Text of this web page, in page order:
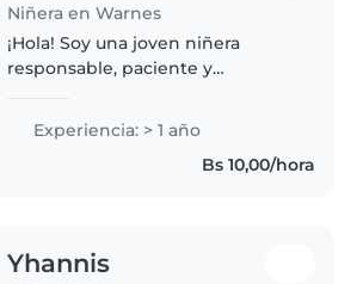
Niñera en Warnes
¡Hola! Soy una joven niñera
responsable, paciente y
experiencia cuidando bebés.
Actualmente, estoy estudiando
Contaduría Pública. Me encanta
Experiencia: > 1 año
Bs 10,00/hora
Yhannis